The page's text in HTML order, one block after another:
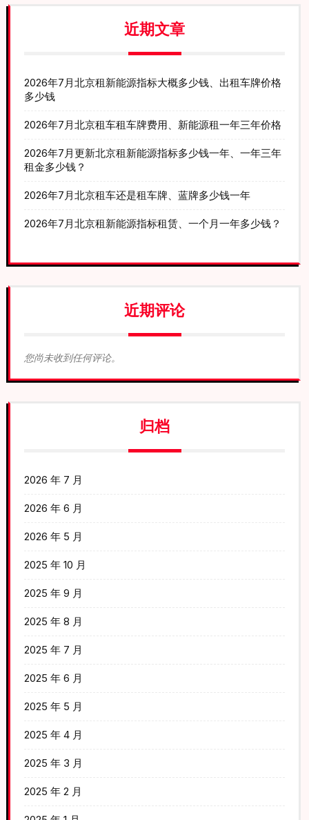
近期文章
2026年7月北京租新能源指标大概多少钱、出租车牌价格
多少钱
2026年7月北京租车租车牌费用、新能源租一年三年价格
2026年7月更新北京租新能源指标多少钱一年、一年三年
租金多少钱？
2026年7月北京租车还是租车牌、蓝牌多少钱一年
2026年7月北京租新能源指标租赁、一个月一年多少钱？
近期评论
您尚未收到任何评论。
归档
2026 年 7 月
2026 年 6 月
2026 年 5 月
2025 年 10 月
2025 年 9 月
2025 年 8 月
2025 年 7 月
2025 年 6 月
2025 年 5 月
2025 年 4 月
2025 年 3 月
2025 年 2 月